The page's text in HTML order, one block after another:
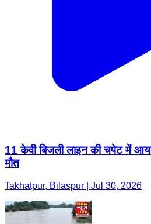
11 केवी बिजली लाइन की चपेट में
मौत
Takhatpur, Bilaspur | Jul 30, 2026